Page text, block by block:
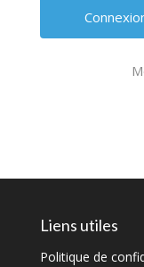
Liens utiles
Politique de